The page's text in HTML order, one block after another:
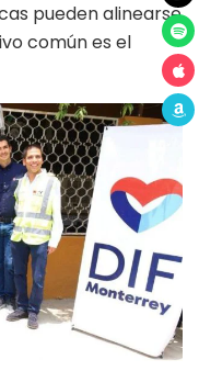
pueden alinearse
común es el